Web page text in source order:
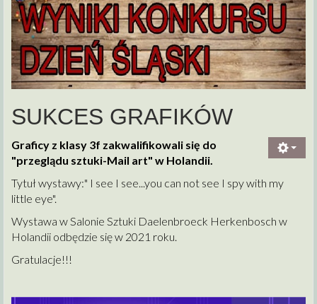
SUKCES GRAFIKÓW
Graficy z klasy 3f zakwalifikowali się do
"przeglądu sztuki-Mail art" w Holandii.
Tytuł wystawy:" I see I see...you can not see I spy with my
little eye".
Wystawa w Salonie Sztuki Daelenbroeck Herkenbosch w
Holandii odbędzie się w 2021 roku.
Gratulacje!!!